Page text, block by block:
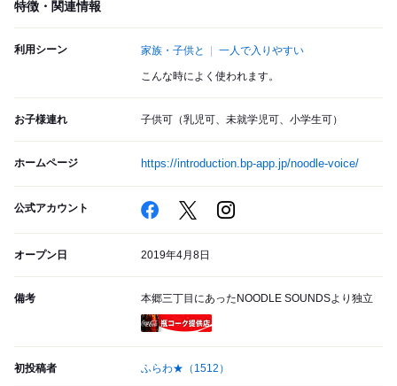
特徴・関連情報
利用シーン 家族・子供と 一人で入りやすい
こんな時によく使われます。
お子様連れ 子供可（乳児可、未就学児可、小学生可）
ホームページ https://introduction.bp-app.jp/noodle-voice/
公式アカウント
オープン日 2019年4月8日
備考
本郷三丁目にあったNOODLE SOUNDSより独立
初投稿者 ふらわ★ （1512）